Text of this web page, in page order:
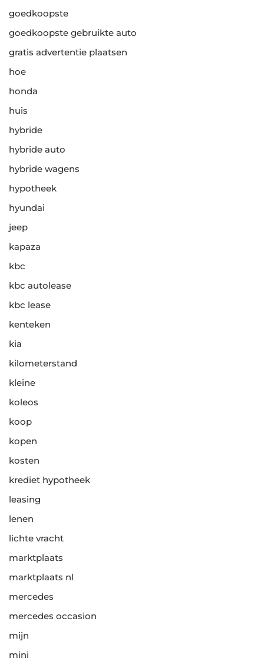
goedkoopste
goedkoopste gebruikte auto
gratis advertentie plaatsen
hoe
honda
huis
hybride
hybride auto
hybride wagens
hypotheek
hyundai
jeep
kapaza
kbc
kbc autolease
kbc lease
kenteken
kia
kilometerstand
kleine
koleos
koop
kopen
kosten
krediet hypotheek
leasing
lenen
lichte vracht
marktplaats
marktplaats nl
mercedes
mercedes occasion
mijn
mini